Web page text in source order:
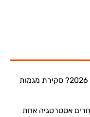
למה בטומי היא יעד ההשקעה החם של 2026? סקירת מגמות
אסטרטגיה אחת